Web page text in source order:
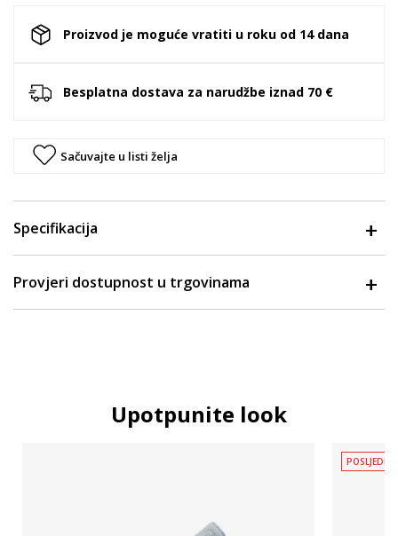
Proizvod je moguće vratiti u roku od 14 dana
Besplatna dostava za narudžbe iznad 70 €
Sačuvajte u listi želja
Specifikacija
Provjeri dostupnost u trgovinama
Upotpunite look